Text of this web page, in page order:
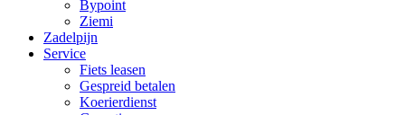
Bypoint
Ziemi
Zadelpijn
Service
Fiets leasen
Gespreid betalen
Koerierdienst